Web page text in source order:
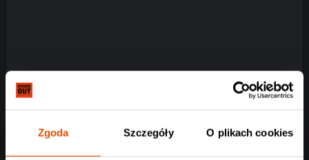
Zgoda Szczegóły O plikach cookies